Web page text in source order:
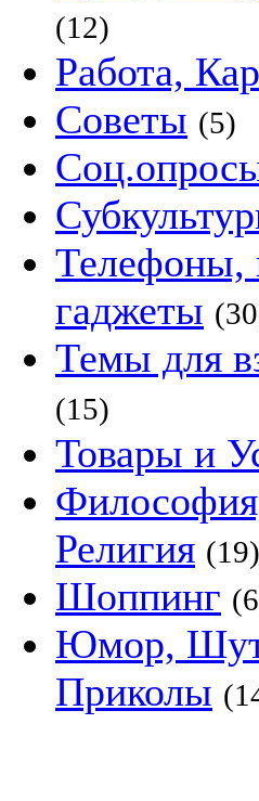
(12)
Работа,
Советы (5)
Телефоны,
гаджеты
Темы для
(15)
Товары и
Религия (19)
Шоппинг
Юмор,
Приколы